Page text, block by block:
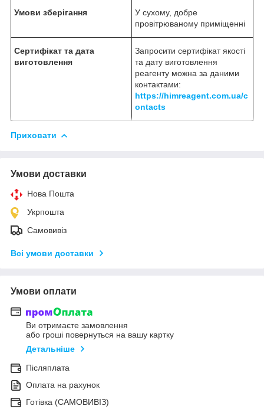
Умови зберігання
У сухому, добре
провітрюваному приміщенні
Сертифікат та дата
виготовлення
Запросити сертифікат якості
та дату виготовлення
реагенту можна за даними
контактами:
https://himreagent.com.ua/c
ontacts
Приховати
Умови доставки
Нова Пошта
Укрпошта
Самовивіз
Всі умови доставки
Умови оплати
Ви отримаєте замовлення
або гроші повернуться на вашу картку
Детальніше
Післяплата
Оплата на рахунок
Готівка (САМОВИВІЗ)